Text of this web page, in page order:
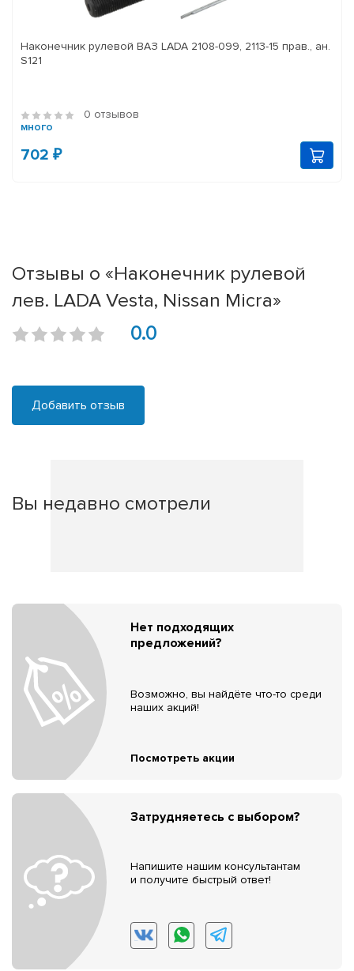
Наконечник рулевой ВАЗ LADA 2108-099, 2113-15 прав., ан.
S121
0 отзывов
много
702 ₽
Отзывы о «Наконечник рулевой
лев. LADA Vesta, Nissan Micra»
0.0
Добавить отзыв
Вы недавно смотрели
Нет подходящих
предложений?
Возможно, вы найдёте что-то среди
наших акций!
Посмотреть акции
Затрудняетесь с выбором?
Напишите нашим консультантам
и получите быстрый ответ!